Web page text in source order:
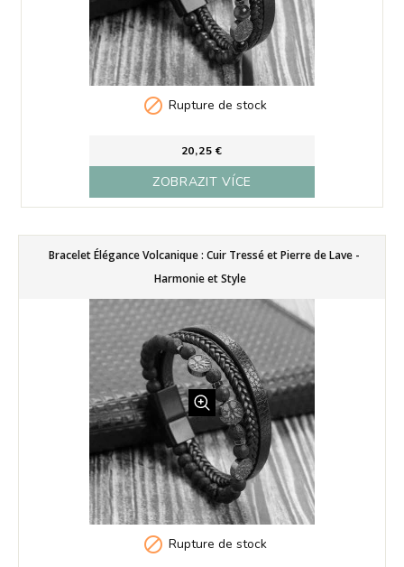
 Rupture de stock
20,25 €
ZOBRAZIT VÍCE
Bracelet Élégance Volcanique : Cuir Tressé et Pierre de Lave -
Harmonie et Style
 Rupture de stock